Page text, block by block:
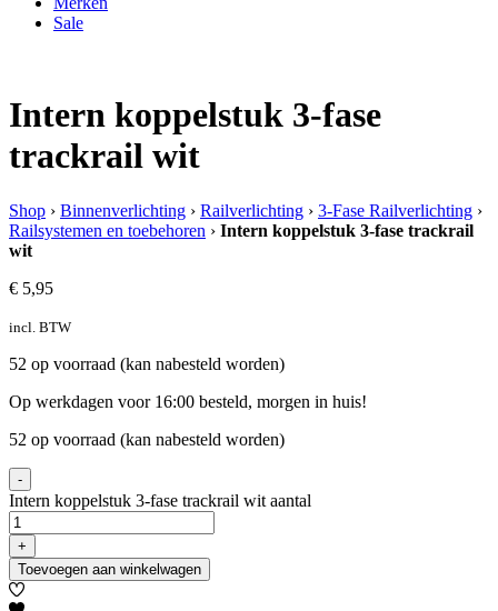
Sale
Intern koppelstuk 3-fase
trackrail wit
Shop › Binnenverlichting › Railverlichting › 3-Fase Railverlichting ›
Railsystemen en toebehoren › Intern koppelstuk 3-fase trackrail
wit
€ 5,95
incl. BTW
52 op voorraad (kan nabesteld worden)
Op werkdagen voor 16:00 besteld, morgen in huis!
52 op voorraad (kan nabesteld worden)
-
Intern koppelstuk 3-fase trackrail wit aantal
+
Toevoegen aan winkelwagen